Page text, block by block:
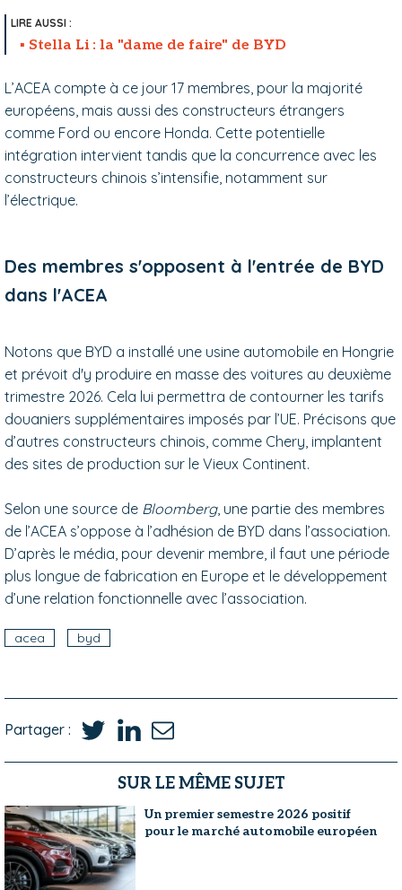
Stella Li : la "dame de faire" de BYD
L’ACEA compte à ce jour 17 membres, pour la majorité
européens, mais aussi des constructeurs étrangers
comme Ford ou encore Honda. Cette potentielle
intégration intervient tandis que la concurrence avec les
constructeurs chinois s’intensifie, notamment sur
l’électrique.
Des membres s'opposent à l'entrée de BYD
dans l'ACEA
Notons que BYD a installé une usine automobile en Hongrie
et prévoit d'y produire en masse des voitures au deuxième
trimestre 2026. Cela lui permettra de contourner les tarifs
douaniers supplémentaires imposés par l’UE. Précisons que
d’autres constructeurs chinois, comme Chery, implantent
des sites de production sur le Vieux Continent.
Selon une source de Bloomberg, une partie des membres
de l’ACEA s’oppose à l’adhésion de BYD dans l’association.
D’après le média, pour devenir membre, il faut une période
plus longue de fabrication en Europe et le développement
d’une relation fonctionnelle avec l’association.
acea byd
Partager :
SUR LE MÊME SUJET
Un premier semestre 2026 positif
pour le marché automobile européen